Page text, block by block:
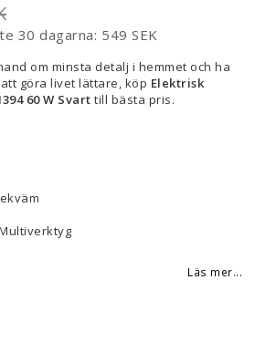
30 dagarna 549 SEK
om minsta detalj i hemmet och ha
göra livet lättare, köp Elektrisk
60 W Svart till bästa pris.
Läs mer...